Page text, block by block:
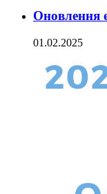
Оновлення
01.02.2025